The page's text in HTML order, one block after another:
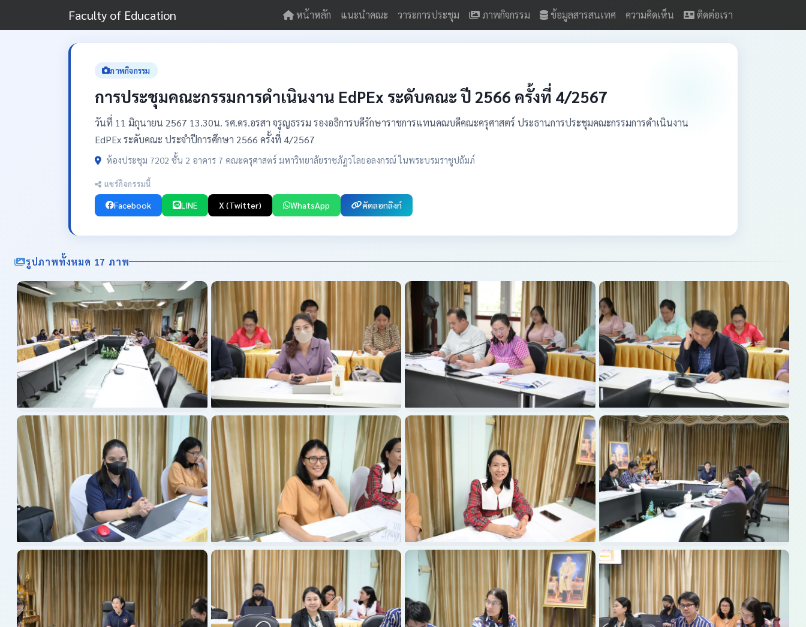
Faculty of Education หน้าหลัก แนะนำคณะ วาระการประชุม ภาพกิจกรรม ข้อมูลสารสนเทศ ความคิดเห็น ติดต่อเรา
ภาพกิจกรรม
การประชุมคณะกรรมการดำเนินงาน EdPEx ระดับคณะ ปี 2566 ครั้งที่ 4/2567
วันที่ 11 มิถุนายน 2567 13.30น. รศ.ดร.อรสา จรูญธรรม รองอธิการบดีรักษาราชการแทนคณบดีคณะครุศาสตร์ ประธานการประชุมคณะกรรมการดำเนินงาน
EdPEx ระดับคณะ ประจำปีการศึกษา 2566 ครั้งที่ 4/2567
ห้องประชุม 7202 ชั้น 2 อาคาร 7 คณะครุศาสตร์ มหาวิทยาลัยราชภัฏวไลยอลงกรณ์ ในพระบรมราชูปถัมภ์
แชร์กิจกรรมนี้
Facebook LINE X (Twitter) WhatsApp คัดลอกลิงก์
รูปภาพทั้งหมด 17 ภาพ